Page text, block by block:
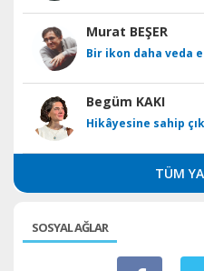
Murat BEŞER
Bir ikon daha veda
Begüm KAKI
Hikâyesine sahip
TÜM
SOSYAL AĞLAR